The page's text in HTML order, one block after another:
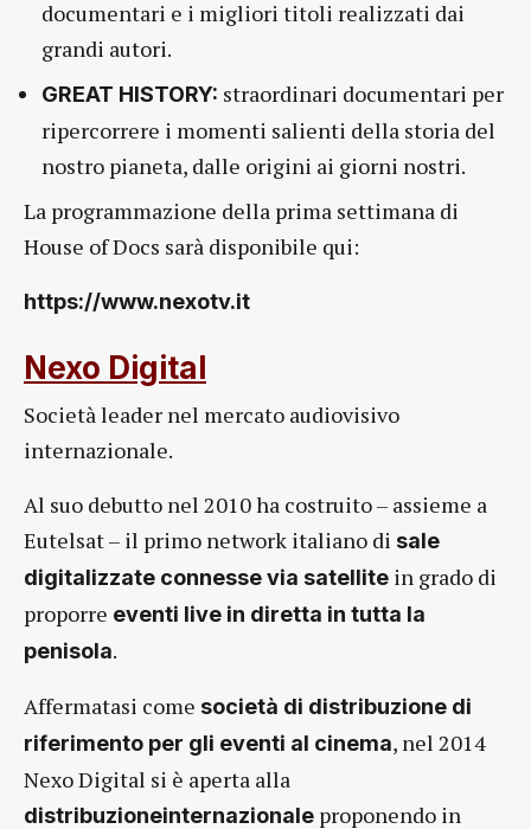
documentari e i migliori titoli realizzati dai
grandi autori.
GREAT HISTORY: straordinari documentari per
ripercorrere i momenti salienti della storia del
nostro pianeta, dalle origini ai giorni nostri.
La programmazione della prima settimana di
House of Docs sarà disponibile qui:
https://www.nexotv.it
Nexo Digital
Società leader nel mercato audiovisivo
internazionale.
Al suo debutto nel 2010 ha costruito – assieme a
Eutelsat – il primo network italiano di sale
digitalizzate connesse via satellite in grado di
proporre eventi live in diretta in tutta la
penisola.
Affermatasi come società di distribuzione di
riferimento per gli eventi al cinema, nel 2014
Nexo Digital si è aperta alla
distribuzioneinternazionale proponendo in